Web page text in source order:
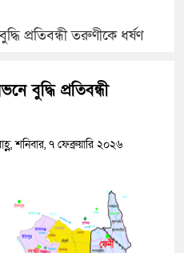
প্রতিবন্ধী তরুণীকে ধর্ষণ
বুদ্ধি প্রতিবন্ধী
শনিবার, ৭ ফেব্রুয়ারি ২০২৬